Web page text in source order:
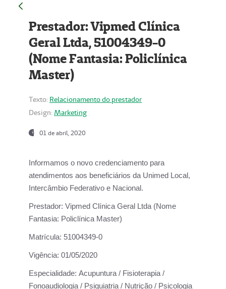
Prestador: Vipmed Clínica
Geral Ltda, 51004349-0
(Nome Fantasia: Policlínica
Master)
Texto: Relacionamento do prestador
Design: Marketing
01 de abril, 2020
Informamos o novo credenciamento para
atendimentos aos beneficiários da Unimed Local,
Intercâmbio Federativo e Nacional.
Prestador: Vipmed Clínica Geral Ltda (Nome
Fantasia: Policlínica Master)
Matrícula: 51004349-0
Vigência: 01/05/2020
Especialidade: Acupuntura / Fisioterapia /
Fonoaudiologia / Psiquiatria / Nutrição / Psicologia